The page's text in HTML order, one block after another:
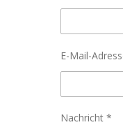
E-Mail-
Nachricht *